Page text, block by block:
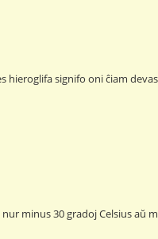
signifo oni ĉiam
minus 30 gradoj Celsius aŭ